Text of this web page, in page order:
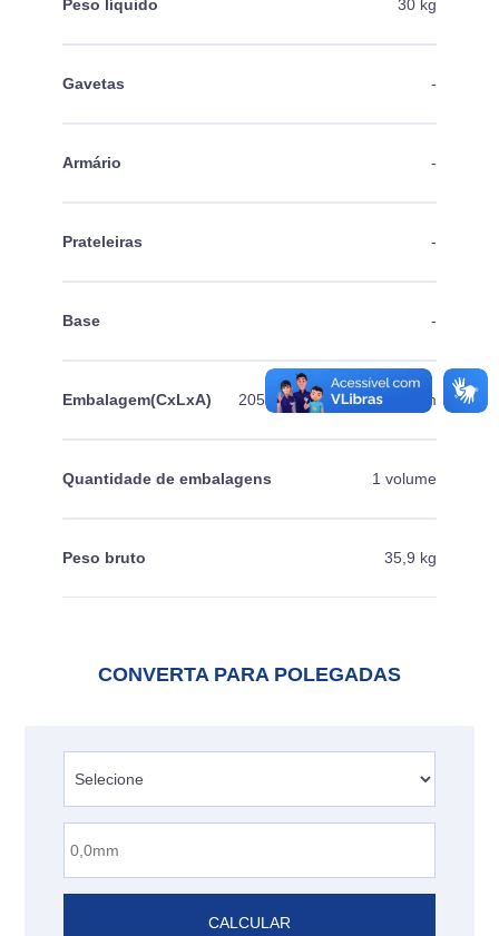
Peso líquido 30 kg
Gavetas -
Armário -
Prateleiras -
Base -
Embalagem(CxLxA) 2050mm X 650mm X 50mm
Quantidade de embalagens 1 volume
Peso bruto 35,9 kg
CONVERTA PARA POLEGADAS
CALCULAR